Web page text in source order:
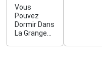
Vous
Pouvez
Dormir Dans
La Grange